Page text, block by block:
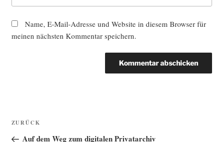
Name, E-Mail-Adresse und Website in diesem Browser für
meinen nächsten Kommentar speichern.
Beitragsnavigation
Vorheriger
Beitrag
ZURÜCK
Auf dem Weg zum digitalen Privatarchiv